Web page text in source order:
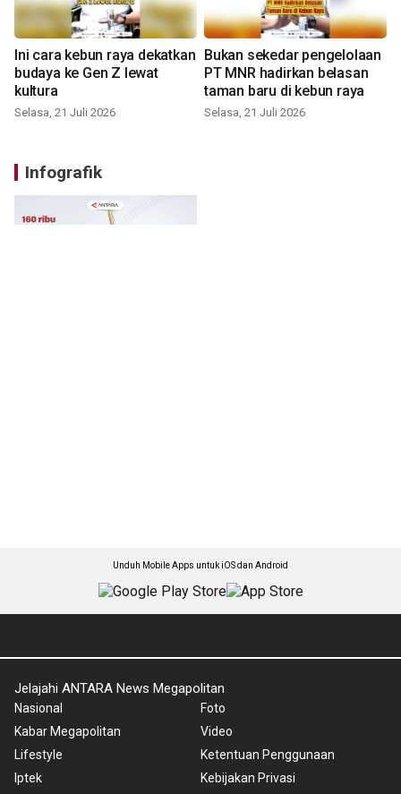
Ini cara kebun raya dekatkan
budaya ke Gen Z lewat
kultura
Selasa, 21 Juli 2026
Bukan sekedar pengelolaan
PT MNR hadirkan belasan
taman baru di kebun raya
Selasa, 21 Juli 2026
Infografik
Unduh Mobile Apps untuk iOS dan Android
Jelajahi ANTARA News Megapolitan
Nasional
Kabar Megapolitan
Lifestyle
Iptek
Foto
Video
Ketentuan Penggunaan
Kebijakan Privasi